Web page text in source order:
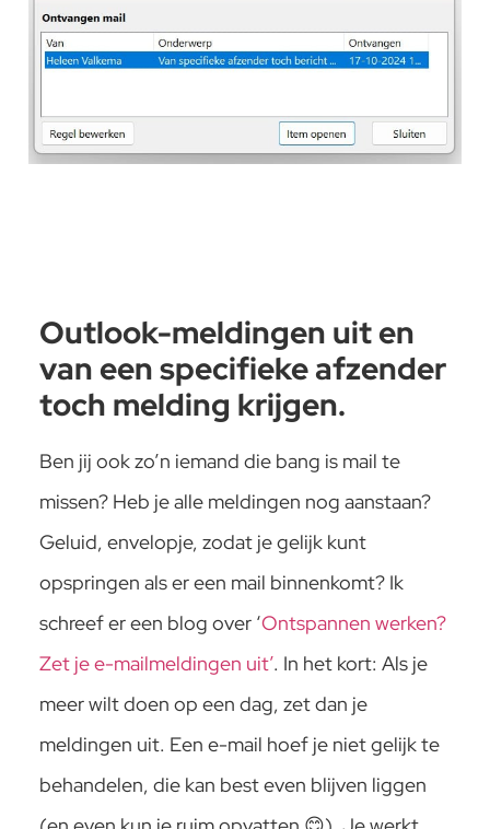
Outlook-meldingen uit en
van een specifieke afzender
toch melding krijgen.
Ben jij ook zo’n iemand die bang is mail te
missen? Heb je alle meldingen nog aanstaan?
Geluid, envelopje, zodat je gelijk kunt
opspringen als er een mail binnenkomt? Ik
schreef er een blog over ‘Ontspannen werken?
Zet je e-mailmeldingen uit’. In het kort: Als je
meer wilt doen op een dag, zet dan je
meldingen uit. Een e-mail hoef je niet gelijk te
behandelen, die kan best even blijven liggen